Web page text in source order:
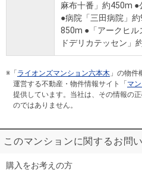
麻布十番」約450m
●病院「三田病院」
850m ●「アークヒ
ドデリカテッセン」
※「 ライオンズマンション六本木 」の物
運営する不動産・物件情報サイト「 マ
提供しています。当社は、その情報の
のではありません。
このマンションに関するお問
購入をお考えの方